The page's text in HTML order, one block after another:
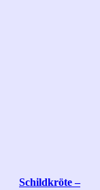
Schildkröte –